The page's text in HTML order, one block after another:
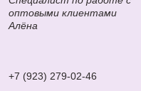
оптовыми клиентами
Алёна
+7 (923) 279-02-46